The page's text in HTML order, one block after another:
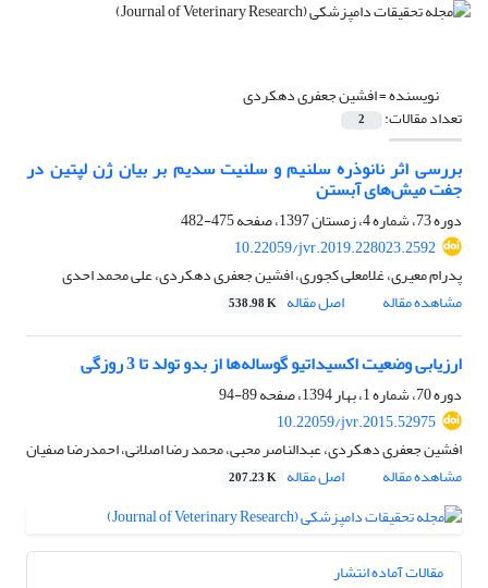
نویسنده =افشین جعفری دهکردی
تعداد مقالات: 2
بررسی اثر نانوذره سلنیم و سلنیت سدیم بر بیان ژن لپتین در
جفت میش‌های آبستن
دوره 73، شماره 4، زمستان 1397، صفحه
475-482
10.22059/jvr.2019.228023.2592
پدرام معیری، غلامعلی کجوری، افشین جعفری دهکردی، علی محمد احدی
مشاهده مقاله
اصل مقاله 538.98 K
ارزیابی وضعیت اکسیداتیو گوساله‌ها از بدو تولد تا 3 روزگی
دوره 70، شماره 1، بهار 1394، صفحه
89-94
10.22059/jvr.2015.52975
افشین جعفری دهکردی، عبدالناصر محبی، محمد رضا اصلانی، احمدرضا صفیان
مشاهده مقاله
اصل مقاله 207.23 K
مقالات آماده انتشار